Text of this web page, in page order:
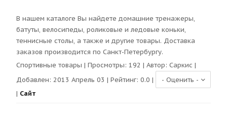
В нашем каталоге Вы найдете домашние тренажеры,
батуты, велосипеды, роликовые и ледовые коньки,
теннисные столы, а также и другие товары. Доставка
заказов производится по Санкт-Петербургу.
Спортивные товары | Просмотры: 192 | Автор: Саркис |
Добавлен: 2013 Апрель 03 | Рейтинг: 0.0 |
| Сайт